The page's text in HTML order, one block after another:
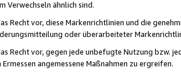
Verwechseln ähnlich sind.
Recht vor, diese Markenrichtlinien und die
oder überarbeiteter
Recht vor, gegen jede unbefugte Nutzung bzw.
angemessene Maßnahmen zu ergreifen.